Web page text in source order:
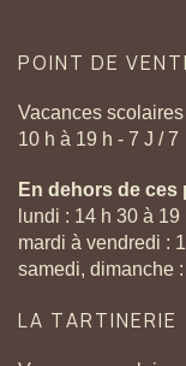
POINT DE
Vacances
10 h à 19 h - 7 J / 7
En dehors de
lundi : 14 h 30 à 19
mardi à vendredi :
samedi, dimanche
LA TARTINERIE